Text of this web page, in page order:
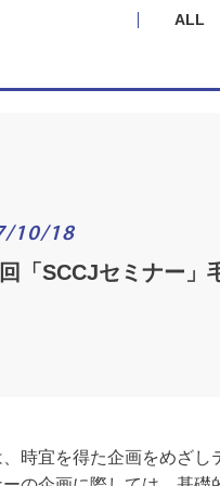
ALL
10/18
「SCCJセミナー」
時宜を得た企画をめざ